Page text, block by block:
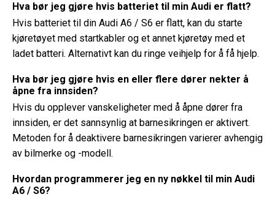
Hva bør jeg gjøre hvis batteriet til min Audi er flatt?
Hvis batteriet til din Audi A6 / S6 er flatt, kan du starte
kjøretøyet med startkabler og et annet kjøretøy med et
ladet batteri. Alternativt kan du ringe veihjelp for å få hjelp.
Hva bør jeg gjøre hvis en eller flere dører nekter å
åpne fra innsiden?
Hvis du opplever vanskeligheter med å åpne dører fra
innsiden, er det sannsynlig at barnesikringen er aktivert.
Metoden for å deaktivere barnesikringen varierer avhengig
av bilmerke og -modell.
Hvordan programmerer jeg en ny nøkkel til min Audi
A6 / S6?